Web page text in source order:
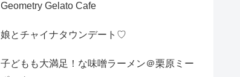
Geometry Gelato Cafe
娘とチャイナタウンデート♡
子どもも大満足！な味噌ラーメン＠栗原ミー